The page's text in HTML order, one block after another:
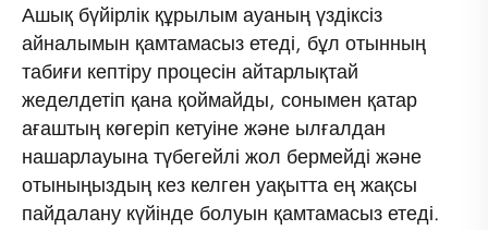
Ашық бүйірлік құрылым ауаның үздіксіз
айналымын қамтамасыз етеді, бұл отынның
табиғи кептіру процесін айтарлықтай
жеделдетіп қана қоймайды, сонымен қатар
ағаштың көгеріп кетуіне және ылғалдан
нашарлауына түбегейлі жол бермейді және
отыныңыздың кез келген уақытта ең жақсы
пайдалану күйінде болуын қамтамасыз етеді.